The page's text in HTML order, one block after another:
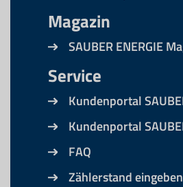
Magazin
SAUBER ENERGIE
Service
Kundenportal
Kundenportal
FAQ
Zählerstand eingeben